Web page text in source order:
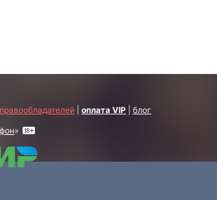
оплата VIP
блог
»